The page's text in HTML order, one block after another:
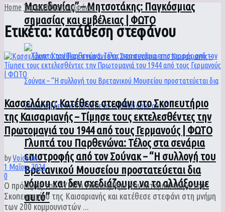
Μακεδονίας” – Μητσοτάκης: Παγκόσμιας
σημασίας και εμβέλειας | ΦΩΤΟ
Γλυπτά του Παρθενώνα: Τέλος στα σενάρια
επιστροφής από τον Σούνακ – “Η συλλογή του
Βρετανικού Μουσείου προστατεύεται δια
νόμου και δεν σχεδιάζουμε να το αλλάξουμε
αυτό”
Home Tagκατάθεση στεφάνου
Ετικέτα:κατάθεση στεφάνου
Κασσελάκης: Κατέθεσε στεφάνι στο Σκοπευτήριο
της Καισαριανής – Τίμησε τους εκτελεσθέντες την
Πρωτομαγιά του 1944 από τους Γερμανούς | ΦΩΤΟ
byVoiceOn
1 Μαΐου, 2024
0
Ο πρόεδρος του ΣΥΡΙΖΑ επισκέφθηκε τον ιστορικό χώρο του
Σκοπευτηρίου της Καισαριανής και κατέθεσε στεφάνι στη μνήμη
των 200 κομμουνιστών ...